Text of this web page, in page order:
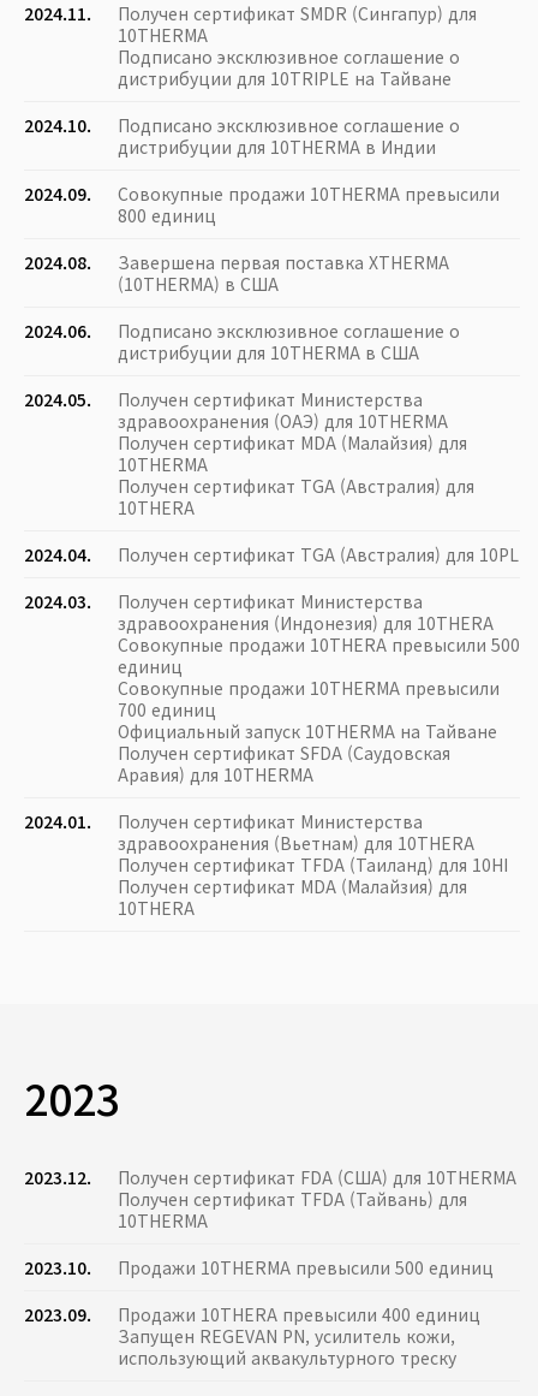
2024.11.
Получен сертификат SMDR (Сингапур) для
10THERMA
Подписано эксклюзивное соглашение о
дистрибуции для 10TRIPLE на Тайване
2024.10.
Подписано эксклюзивное соглашение о
дистрибуции для 10THERMA в Индии
2024.09.
Совокупные продажи 10THERMA превысили
800 единиц
2024.08.
Завершена первая поставка XTHERMA
(10THERMA) в США
2024.06.
Подписано эксклюзивное соглашение о
дистрибуции для 10THERMA в США
2024.05.
Получен сертификат Министерства
здравоохранения (ОАЭ) для 10THERMA
Получен сертификат MDA (Малайзия) для
10THERMA
Получен сертификат TGA (Австралия) для
10THERA
2024.04.
Получен сертификат TGA (Австралия) для 10PL
2024.03.
Получен сертификат Министерства
здравоохранения (Индонезия) для 10THERA
Совокупные продажи 10THERA превысили 500
единиц
Совокупные продажи 10THERMA превысили
700 единиц
Официальный запуск 10THERMA на Тайване
Получен сертификат SFDA (Саудовская
Аравия) для 10THERMA
2024.01.
Получен сертификат Министерства
здравоохранения (Вьетнам) для 10THERA
Получен сертификат TFDA (Таиланд) для 10HI
Получен сертификат MDA (Малайзия) для
10THERA
2023
2023.12.
Получен сертификат FDA (США) для 10THERMA
Получен сертификат TFDA (Тайвань) для
10THERMA
2023.10.
Продажи 10THERMA превысили 500 единиц
2023.09.
Продажи 10THERA превысили 400 единиц
Запущен REGEVAN PN, усилитель кожи,
использующий аквакультурного треску